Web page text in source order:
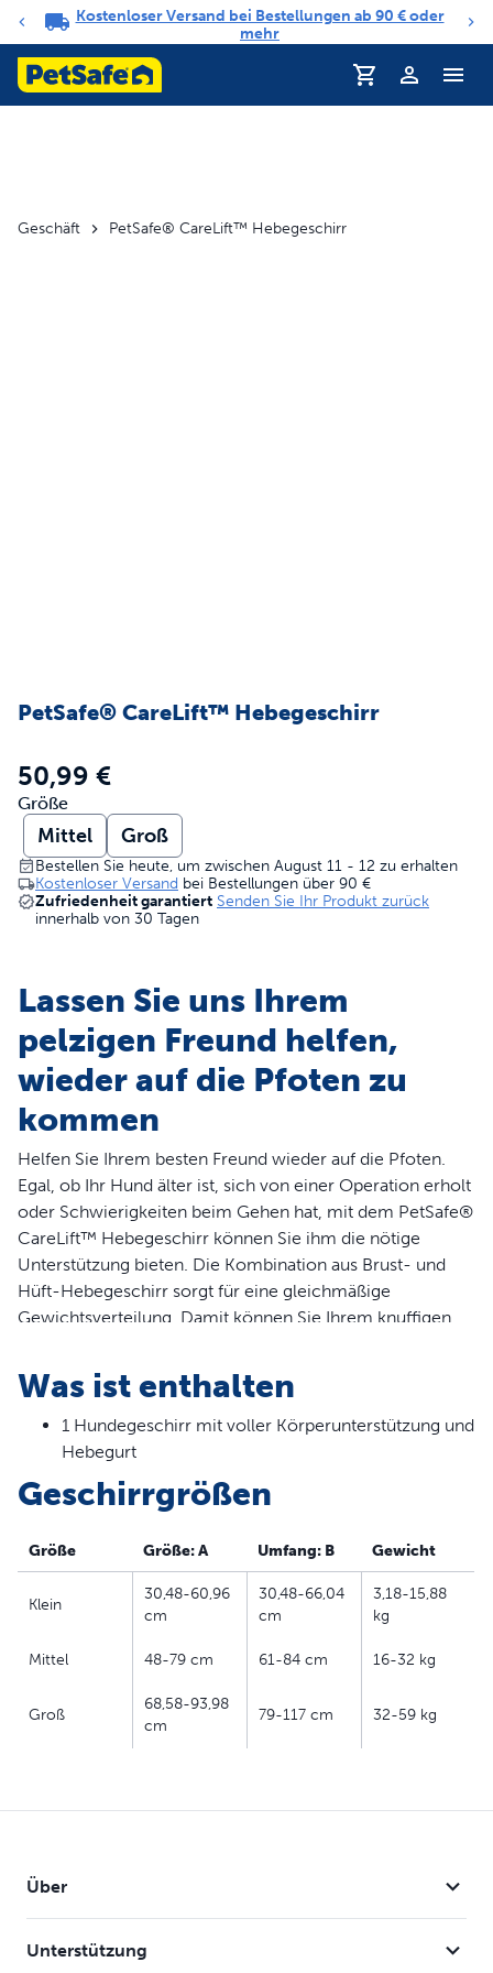
Benachrichtigungs-Karussell
Kostenloser Versand bei Bestellungen ab 90 € oder
mehr
Profil
Geschäft PetSafe® CareLift™ Hebegeschirr
PetSafe® CareLift™ Hebegeschirr
50,99 €
Größe
Mittel Groß
Bestellen Sie heute, um zwischen August 11 - 12 zu erhalten
Kostenloser Versand bei Bestellungen über 90 €
Zufriedenheit garantiert Senden Sie Ihr Produkt zurück
innerhalb von 30 Tagen
Lassen Sie uns Ihrem
pelzigen Freund helfen,
wieder auf die Pfoten zu
kommen
Helfen Sie Ihrem besten Freund wieder auf die Pfoten.
Egal, ob Ihr Hund älter ist, sich von einer Operation erholt
oder Schwierigkeiten beim Gehen hat, mit dem PetSafe®
CareLift™ Hebegeschirr können Sie ihm die nötige
Unterstützung bieten. Die Kombination aus Brust- und
Hüft-Hebegeschirr sorgt für eine gleichmäßige
Gewichtsverteilung. Damit können Sie Ihrem knuffigen
Ihren Hund an den Griffen und mit dem mitgelieferten
Schultergurt sicher an, ohne schmerzhaften Druck auf
seine Gelenke auszuüben. Auch Ihr Rücken bleibt
dadurch geschont. Mit dem angenehm vollständig
gepolsterten Geschirr können Sie Ihren vierbeinigen
Freund beim Treppensteigen oder beim Aus- und
durchdachten Designs eignet sich das Hebegeschirr
„Töpfchenpausen“ sind damit einfach. Zum Reinigen
Mit PetSafe® können Sie und Ihr Haustier zusammen
Ehemals Solvit™ – Verpackung kann variieren
eignet sich für älter Hunde sowie Hunde, die sich von
Sichere Hilfe für Ihr Haustier: An den Griffen können
Was ist enthalten
1 Hundegeschirr mit voller Körperunterstützung und
Hebegurt
Geschirrgrößen
Größe Größe: A Umfang: B Gewicht
Klein
30,48-60,96
cm
30,48-66,04
cm
3,18-15,88
kg
Mittel 48-79 cm 61-84 cm 16-32 kg
Groß
68,58-93,98
cm
79-117 cm 32-59 kg
Über
Unterstützung